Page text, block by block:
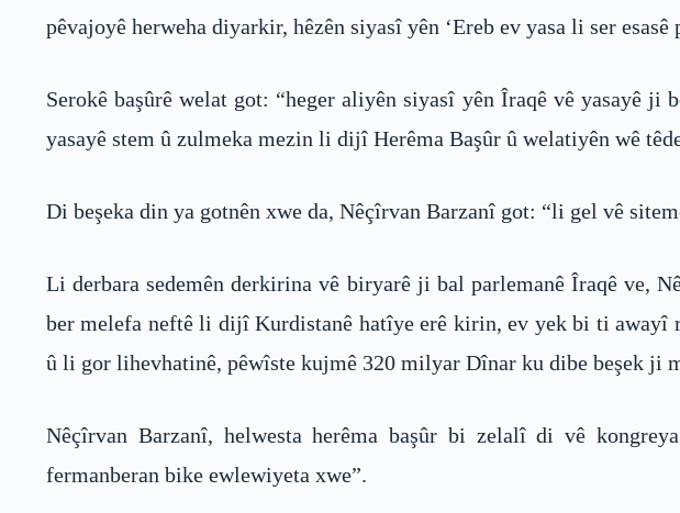
pêvajoyê herweha diyarkir, hêzên siyasî yên ‘Ereb ev yasa li ser
Serokê başûrê welat got: “heger aliyên siyasî yên Îraqê vê yasayê
yasayê stem û zulmeka mezin li dijî Herêma Başûr û welatiyên wê
Di beşeka din ya gotnên xwe da, Nêçîrvan Barzanî got: “li gel vê
Li derbara sedemên derkirina vê biryarê ji bal parlemanê Îraqê ve,
ber melefa neftê li dijî Kurdistanê hatîye erê kirin, ev yek bi ti awayî
û li gor lihevhatinê, pêwîste kujmê 320 milyar Dînar ku dibe beşek ji
Nêçîrvan Barzanî, helwesta herêma başûr bi zelalî di vê
fermanberan bike ewlewiyeta xwe”.